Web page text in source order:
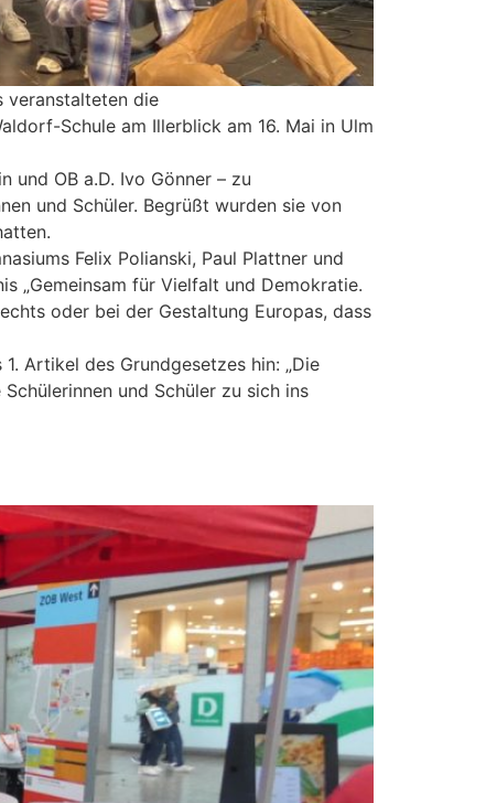
veranstalteten die
Schule am Illerblick am 16. Mai in Ulm
und OB a.D. Ivo Gönner – zu
und Schüler. Begrüßt wurden sie von
Felix Polianski, Paul Plattner und
„Gemeinsam für Vielfalt und Demokratie.
oder bei der Gestaltung Europas, dass
Artikel des Grundgesetzes hin: „Die
und Schüler zu sich ins